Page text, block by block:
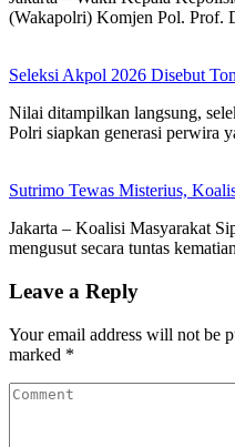
(Wakapolri) Komjen Pol. Prof.
Seleksi Akpol 2026 Disebut
Nilai ditampilkan langsung,
Polri siapkan generasi perwira
Sutrimo Tewas Misterius,
Jakarta – Koalisi Masyarakat
mengusut secara tuntas
Leave a Reply
Your email address will not be
marked *